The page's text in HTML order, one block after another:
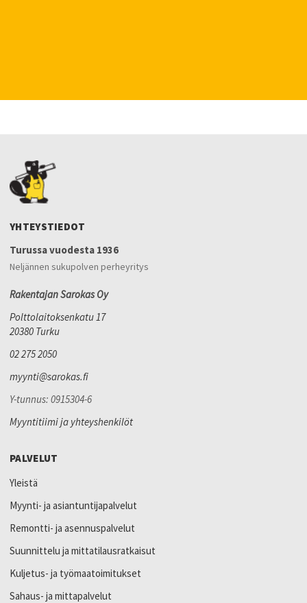
YHTEYSTIEDOT
Turussa vuodesta 1936
Neljännen sukupolven perheyritys
Rakentajan Sarokas Oy
Polttolaitoksenkatu 17
20380 Turku
02 275 2050
myynti@sarokas.fi
Y-tunnus: 0915304-6
Myyntitiimi ja yhteyshenkilöt
PALVELUT
Yleistä
Myynti- ja asiantuntijapalvelut
Remontti- ja asennuspalvelut
Suunnittelu ja mittatilausratkaisut
Kuljetus- ja työmaatoimitukset
Sahaus- ja mittapalvelut